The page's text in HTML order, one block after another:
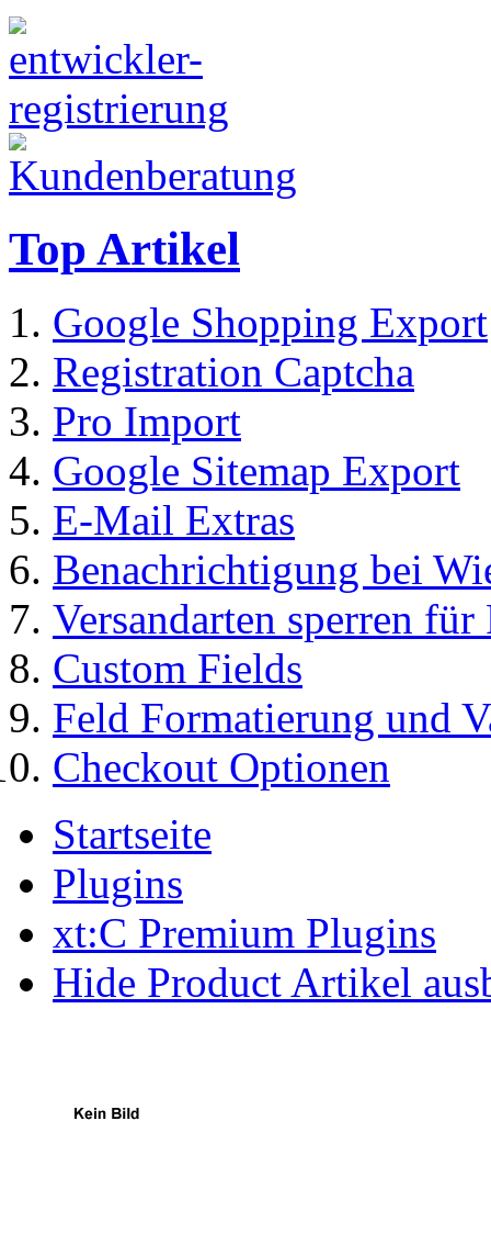
Top Artikel
Google Shopping Export
Registration Captcha
Pro Import
Google Sitemap Export
E-Mail Extras
Benachrichtigung bei
Versandarten sperren
Custom Fields
Feld Formatierung und
Checkout Optionen
Startseite
Plugins
xt:C Premium Plugins
Hide Product Artikel